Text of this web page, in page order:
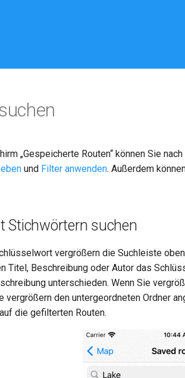
„Gespeicherte Routen“ können Sie
und Filter anwenden. Außerdem
Stichwörtern suchen
vergrößern die Suchleiste
Titel, Beschreibung oder Autor das
unterschieden. Wenn Sie
vergrößern den untergeordneten Ordner
die gefilterten Routen.